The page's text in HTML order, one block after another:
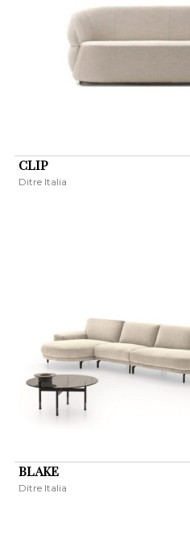
CLIP
Ditre Italia
BLAKE
Ditre Italia